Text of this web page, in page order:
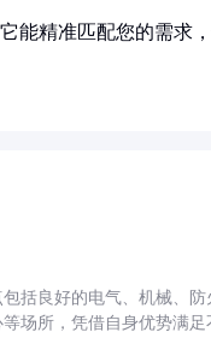
能精准匹配您的需求
括良好的电气、机械、
场所，凭借自身优势满